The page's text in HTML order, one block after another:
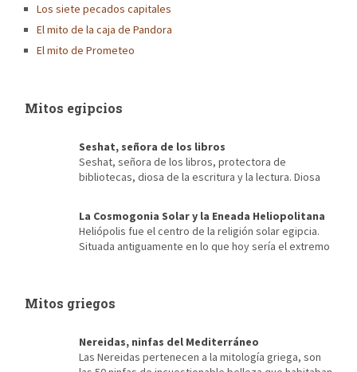
Los siete pecados capitales
El mito de la caja de Pandora
El mito de Prometeo
Mitos egipcios
Seshat, señora de los libros
Seshat, señora de los libros, protectora de
bibliotecas, diosa de la escritura y la lectura. Diosa
alguien que ama los libros, para quien sus momentos más
recordados se encuentran entre las estanterías de una vieja
biblioteca […]
La Cosmogonia Solar y la Eneada Heliopolitana
Heliópolis fue el centro de la religión solar egipcia.
Situada antiguamente en lo que hoy sería el extremo
Reino Antiguo, la que posibilitó […]
Mitos griegos
Nereidas, ninfas del Mediterráneo
Las Nereidas pertenecen a la mitología griega, son